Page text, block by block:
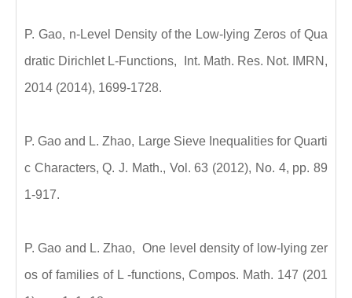
P. Gao, n-Level Density of the Low-lying Zeros of Qua
dratic Dirichlet L-Functions, Int. Math. Res. Not. IMRN,
2014 (2014), 1699-1728.
P. Gao and L. Zhao, Large Sieve Inequalities for Quarti
c Characters, Q. J. Math., Vol. 63 (2012), No. 4, pp. 89
1-917.
P. Gao and L. Zhao, One level density of low-lying zer
os of families of L -functions, Compos. Math. 147 (201